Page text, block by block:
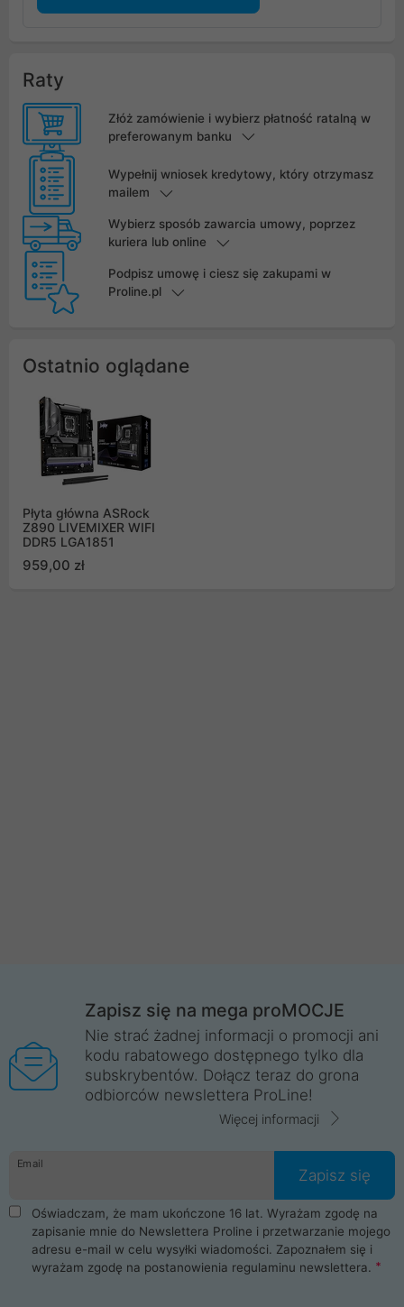
Raty
Złóż zamówienie i wybierz płatność ratalną w
preferowanym banku
Wypełnij wniosek kredytowy, który otrzymasz
mailem
Wybierz sposób zawarcia umowy, poprzez
kuriera lub online
Podpisz umowę i ciesz się zakupami w
Proline.pl
Ostatnio oglądane
Płyta główna ASRock
Z890 LIVEMIXER WIFI
DDR5 LGA1851
959,00 zł
Zapisz się na mega proMOCJE
Nie strać żadnej informacji o promocji ani
kodu rabatowego dostępnego tylko dla
subskrybentów. Dołącz teraz do grona
odbiorców newslettera ProLine!
Więcej informacji
Email
Zapisz się
Oświadczam, że mam ukończone 16 lat. Wyrażam zgodę na
zapisanie mnie do Newslettera Proline i przetwarzanie mojego
adresu e-mail w celu wysyłki wiadomości. Zapoznałem się i
wyrażam zgodę na postanowienia regulaminu newslettera.